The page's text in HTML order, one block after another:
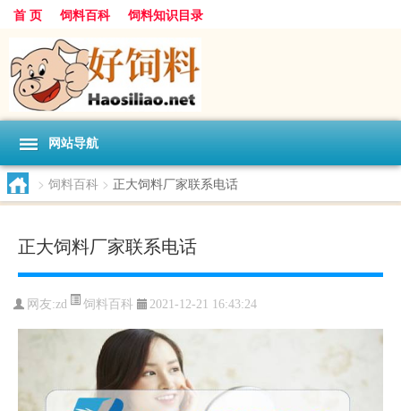
首 页 饲料百科 饲料知识目录
网站导航
> 饲料百科 > 正大饲料厂家联系电话
正大饲料厂家联系电话
网友:zd 饲料百科 2021-12-21 16:43:24